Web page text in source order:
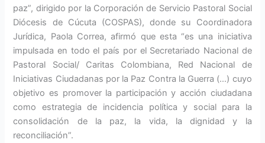
paz”, dirigido por la Corporación de Servicio Pastoral Social
Diócesis de Cúcuta (COSPAS), donde su Coordinadora
Jurídica, Paola Correa, afirmó que esta “es una iniciativa
impulsada en todo el país por el Secretariado Nacional de
Pastoral Social/ Caritas Colombiana, Red Nacional de
Iniciativas Ciudadanas por la Paz Contra la Guerra (…) cuyo
objetivo es promover la participación y acción ciudadana
como estrategia de incidencia política y social para la
consolidación de la paz, la vida, la dignidad y la
reconciliación”.